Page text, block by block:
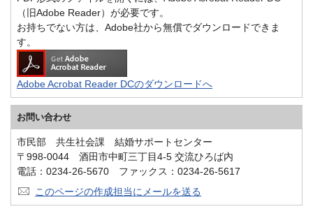
（旧Adobe Reader）が必要です。
お持ちでない方は、Adobe社から無償でダウンロードできま
す。
Adobe Acrobat Reader DCのダウンロードへ
お問い合わせ
市民部 共生社会課 結婚サポートセンター
〒998-0044 酒田市中町三丁目4-5 交流ひろば内
電話：0234-26-5670 ファックス：0234-26-5617
このページの作成担当にメールを送る